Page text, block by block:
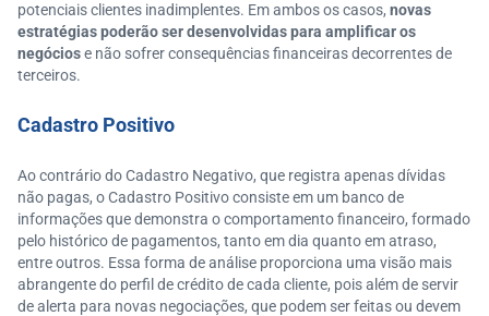
potenciais clientes inadimplentes. Em ambos os casos, novas
estratégias poderão ser desenvolvidas para amplificar os
negóciose não sofrer consequências financeiras decorrentes de
terceiros.
Cadastro Positivo
Ao contrário do Cadastro Negativo, que registra apenas dívidas
não pagas, o Cadastro Positivo consiste em um banco de
informações que demonstra o comportamento financeiro, formado
pelo histórico de pagamentos, tanto em dia quanto em atraso,
entre outros. Essa forma de análise proporciona uma visão mais
abrangente do perfil de crédito de cada cliente, pois além de servir
de alerta para novas negociações, que podem ser feitas ou devem